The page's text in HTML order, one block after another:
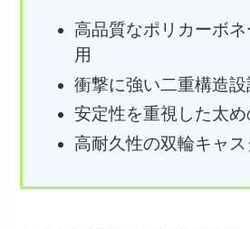
高品質なポリカーボ
用
衝撃に強い二重構造設
安定性を重視した太め
高耐久性の双輪キャス